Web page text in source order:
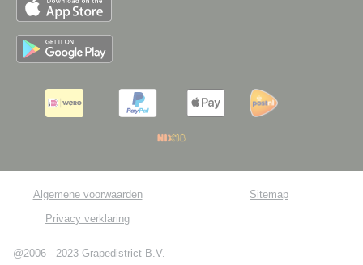
Algemene voorwaarden
Privacy verklaring
Sitemap
@2006 - 2023 Grapedistrict B.V.